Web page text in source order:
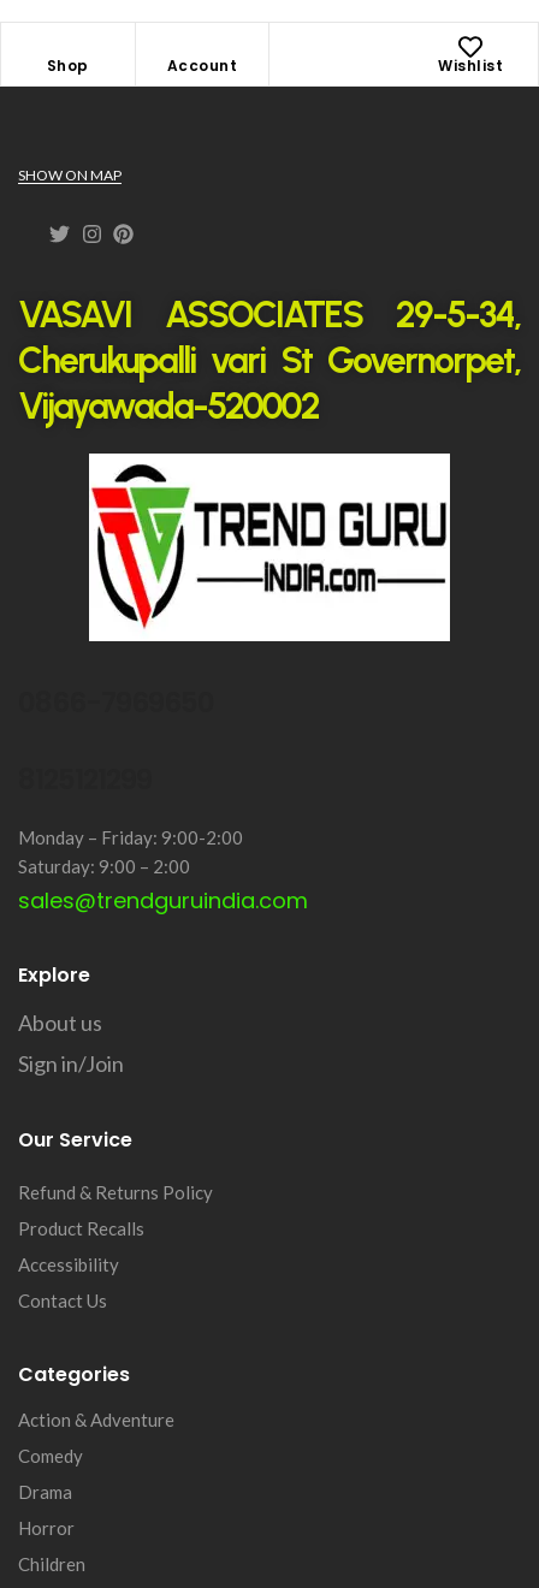
Shop Account Wishlist
SHOW ON MAP
VASAVI ASSOCIATES 29-5-34,
Cherukupalli vari St Governorpet,
Vijayawada-520002
Monday – Friday: 9:00-2:00
Saturday: 9:00 – 2:00
sales@trendguruindia.com
Explore
About us
Sign in/Join
Our Service
Refund & Returns Policy
Product Recalls
Accessibility
Contact Us
Categories
Action & Adventure
Comedy
Drama
Horror
Children